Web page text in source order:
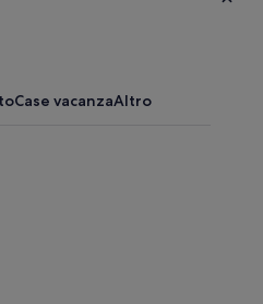
Case vacanzaAltro